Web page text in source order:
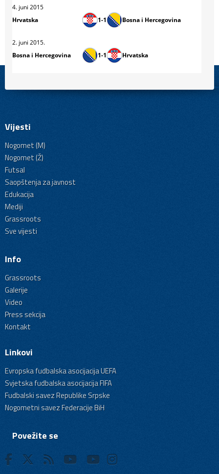
4. juni 2015
Hrvatska
1-1 Bosna i Hercegovina
2. juni 2015.
Bosna i Hercegovina
1-1 Hrvatska
Vijesti
Nogomet (M)
Nogomet (Ž)
Futsal
Saopštenja za javnost
Edukacija
Mediji
Grassroots
Sve vijesti
Info
Grassroots
Galerije
Video
Press sekcija
Kontakt
Linkovi
Evropska fudbalska asocijacija UEFA
Svjetska fudbalska asocijacija FIFA
Fudbalski savez Republike Srpske
Nogometni savez Federacije BiH
Povežite se